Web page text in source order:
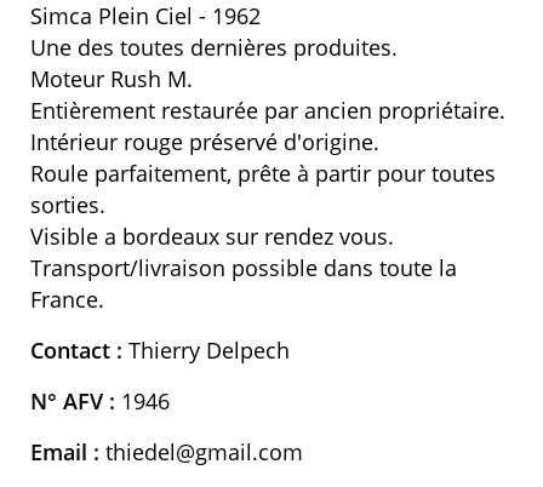
Simca Plein Ciel - 1962
Une des toutes dernières produites.
Moteur Rush M.
Entièrement restaurée par ancien propriétaire.
Intérieur rouge préservé d'origine.
Roule parfaitement, prête à partir pour toutes
sorties.
Visible a bordeaux sur rendez vous.
Transport/livraison possible dans toute la
France.
Contact : Thierry Delpech
N° AFV : 1946
Email : thiedel@gmail.com